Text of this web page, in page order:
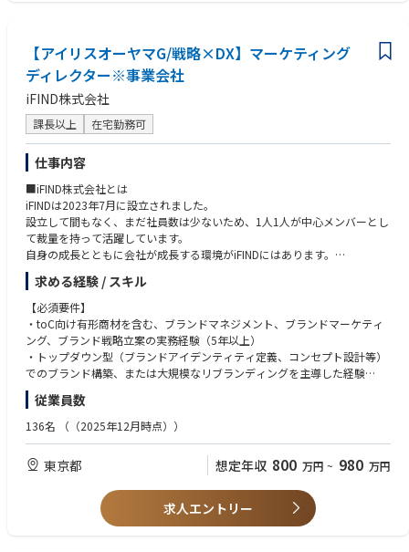
└社長・執行役員は、外資系コンサルファーム、元物流の現場、元スター
トアップ等、様々な出身メンバーで構成されており、協働・議論を通し、
多様な考え方・スタイルを学ぶことができます。
～マッチング事業はハコベルの祖業にあたり、さらなる非連続成長を期待
しているポジションです。～
・事業責任者や組織マネジメント経験
・営業組織の構築・運営経験
・プラットフォーム事業の運営経験
・物流業界でのご経験
【アイリスオーヤマG/戦略×DX】マーケティング
ディレクター※事業会社
iFIND株式会社
課長以上 在宅勤務可
仕事内容
■iFIND株式会社とは
iFINDは2023年7月に設立されました。
設立して間もなく、まだ社員数は少ないため、1人1人が中心メンバーとし
て裁量を持って活躍しています。
自身の成長とともに会社が成長する環境がiFINDにはあります。
当社はアイリスオーヤマ社と連携をし、アイリスオーヤマ社のDX化を主軸
とした【データマーケティング事業】、【プロモーション・マーケティン
グ事業】を担っています。
iFINDは、創業期のスタートアップな雰囲気を持ちつつも、大手製造業をフ
ィールドとしたサービス開発ができる、ベンチャーと大企業の双方の良さ
意見を挙げれば自分が好きなテーマに挑戦できる風土があり、個人のチャ
レンジが会社の成長に直結する環境があります。
社長も経営層もアイリスオーヤマと同じですので母体も安心していただけ
ます。
は行っておりません。
あくまでもアイリスオーヤマ社と並列の立場で広告プロモーション領域に
求める経験 / スキル
【必須要件】
・toC向け有形商材を含む、ブランドマネジメント、ブランドマーケティ
ング、ブランド戦略立案の実務経験（5年以上）
・トップダウン型（ブランドアイデンティティ定義、コンセプト設計等）
でのブランド構築、または大規模なリブランディングを主導した経験
【歓迎要件】
・広告代理店やブランディングエージェンシー、クリエイティブエージェ
・ブランドコミュニケーションにおけるプロモーションのリード経験
・PR発表会やプレスリリースの実務経験
・ブランドを0から立ち上げた経験・0からの立ち上げに伴走した経験
・5名以上のメンバーマネジメント経験
従業員数
136名 （（2025年12月時点））
東京都 想定年収 800 万円 ~ 980 万円
求人エントリー